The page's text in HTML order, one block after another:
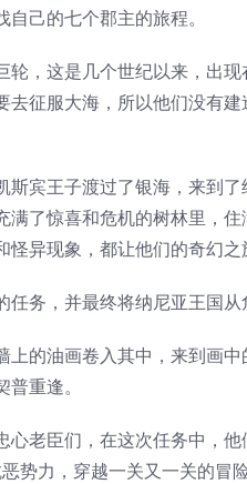
己的七个郡主的旅程。
，这是几个世纪以来，出
征服大海，所以他们没有
宾王子渡过了银海，来到
了惊喜和危机的树林里，
异现象，都让他们的奇幻之
务，并最终将纳尼亚王国从
的油画卷入其中，来到画中
重逢。
老臣们，在这次任务中，
势力，穿越一关又一关的冒